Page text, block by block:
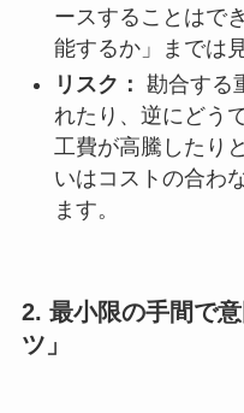
ースすることはで
能するか」までは
リスク： 勘合する
れたり、逆にどう
工費が高騰したり
いはコストの合わ
ます。
2. 最小限の手間で
ツ」